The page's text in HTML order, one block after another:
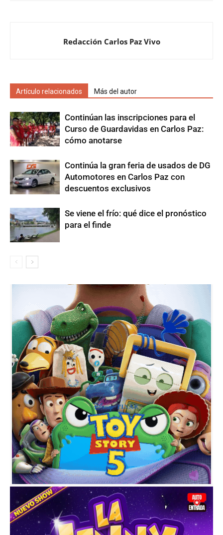
Redacción Carlos Paz Vivo
Artículo relacionados Más del autor
Continúan las inscripciones para el
Curso de Guardavidas en Carlos Paz:
cómo anotarse
Continúa la gran feria de usados de DG
Automotores en Carlos Paz con
descuentos exclusivos
Se viene el frío: qué dice el pronóstico
para el finde